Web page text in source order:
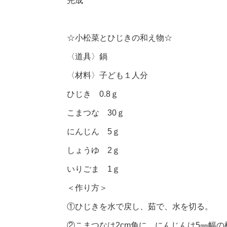
☆小松菜とひじきの和え物☆
〈道具〉鍋
〈材料〉子ども１人分
ひじき 0.8ｇ
こまつな 30ｇ
にんじん 5ｇ
しょうゆ 2ｇ
いりごま 1ｇ
＜作り方＞
①ひじきを水で戻し、茹で、水を切る。
②こまつなは2cm角に、にんじんは5㎜幅の